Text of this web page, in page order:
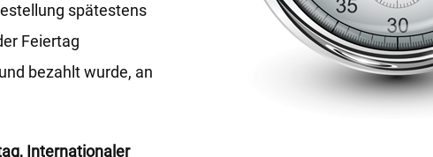
spätestens
Feiertag
bezahlt wurde, an
Internationaler